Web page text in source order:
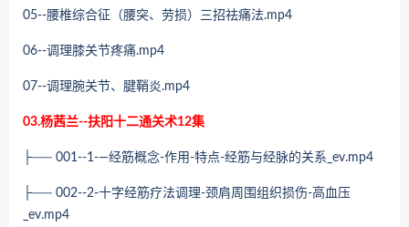
05--腰椎综合征（腰突、劳损）三招祛痛法.mp4
06--调理膝关节疼痛.mp4
07--调理腕关节、腱鞘炎.mp4
03.杨茜兰--扶阳十二通关术12集
├── 001--1-—经筋概念-作用-特点-经筋与经脉的关系_ev.mp4
├── 002--2-十字经筋疗法调理-颈肩周围组织损伤-高血压
_ev.mp4